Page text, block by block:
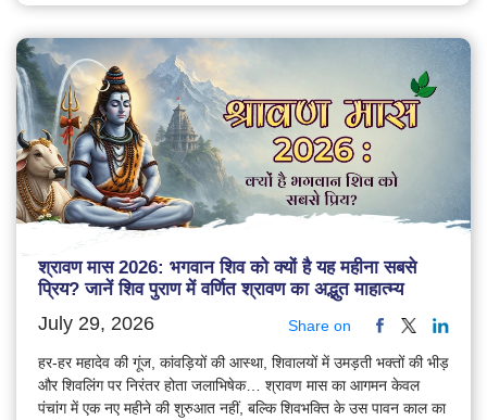
श्रावण मास 2026: भगवान शिव को क्यों है यह महीना सबसे
प्रिय? जानें शिव पुराण में वर्णित श्रावण का अद्भुत माहात्म्य
July 29, 2026 Share on
हर-हर महादेव की गूंज, कांवड़ियों की आस्था, शिवालयों में उमड़ती भक्तों की भीड़
और शिवलिंग पर निरंतर होता जलाभिषेक… श्रावण मास का आगमन केवल
पंचांग में एक नए महीने की शुरुआत नहीं, बल्कि शिवभक्ति के उस पावन काल का